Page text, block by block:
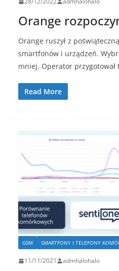
Orange
Orange ruszył z
smartfonów i urządzeń.
mniej. Operator przygotował
Read More
GSM SMARTFONY I TELEFONY
11/11/2021 admhalohalo